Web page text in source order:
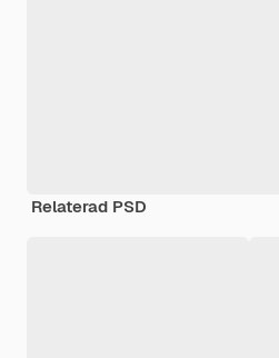
Relaterad PSD